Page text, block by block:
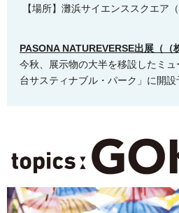
【場所】灘浜サイエンススクエア（
PASONA NATUREVERSE出展（（
今秋、展示物の大半を移設したミ
台サスティナブル・パーク」に開設